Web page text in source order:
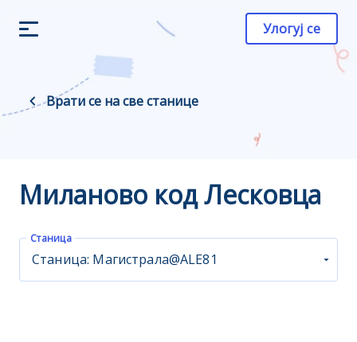
Улогуј се
Врати се на све станице
Миланово код Лесковца
Станица
Станица: Магистрала@ALE81